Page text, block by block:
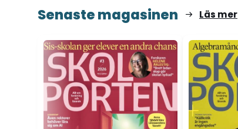
Senaste magasinen Läs mer